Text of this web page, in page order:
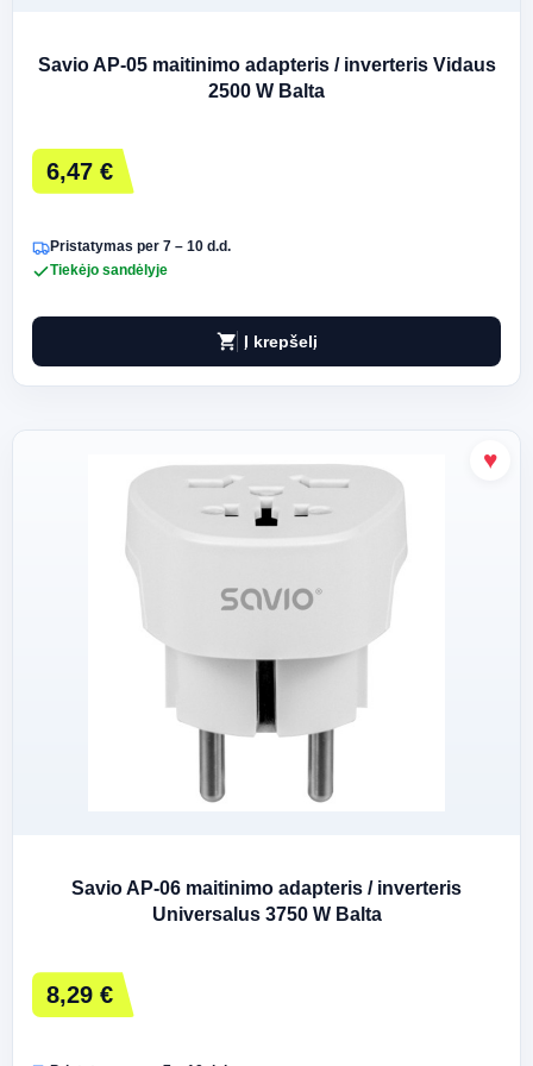
Savio AP-05 maitinimo adapteris / inverteris Vidaus
2500 W Balta
6,47 €
Pristatymas per 7 – 10 d.d.
Tiekėjo sandėlyje
shopping_cart Į krepšelį
Savio AP-06 maitinimo adapteris / inverteris
Universalus 3750 W Balta
8,29 €